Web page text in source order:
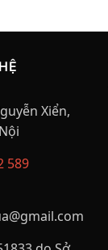
Xiển,
589